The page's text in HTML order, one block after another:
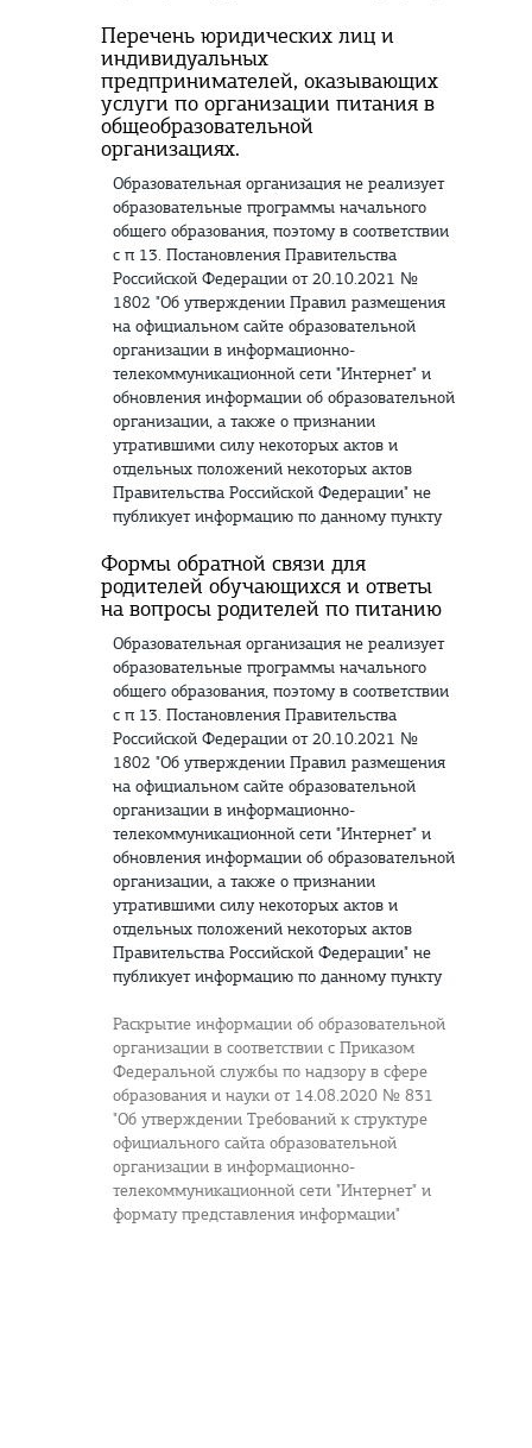
Перечень юридических лиц и
индивидуальных
предпринимателей, оказывающих
услуги по организации питания в
общеобразовательной
организациях.
Образовательная организация не реализует
образовательные программы начального
общего образования, поэтому в соответствии
с п 13. Постановления Правительства
Российской Федерации от 20.10.2021 №
1802 "Об утверждении Правил размещения
на официальном сайте образовательной
организации в информационно-
телекоммуникационной сети "Интернет" и
обновления информации об образовательной
организации, а также о признании
утратившими силу некоторых актов и
отдельных положений некоторых актов
Правительства Российской Федерации" не
публикует информацию по данному пункту
Формы обратной связи для
родителей обучающихся и ответы
на вопросы родителей по питанию
Образовательная организация не реализует
образовательные программы начального
общего образования, поэтому в соответствии
с п 13. Постановления Правительства
Российской Федерации от 20.10.2021 №
1802 "Об утверждении Правил размещения
на официальном сайте образовательной
организации в информационно-
телекоммуникационной сети "Интернет" и
обновления информации об образовательной
организации, а также о признании
утратившими силу некоторых актов и
отдельных положений некоторых актов
Правительства Российской Федерации" не
публикует информацию по данному пункту
Раскрытие информации об образовательной
организации в соответствии с Приказом
Федеральной службы по надзору в сфере
образования и науки от 14.08.2020 № 831
"Об утверждении Требований к структуре
официального сайта образовательной
организации в информационно-
телекоммуникационной сети "Интернет" и
формату представления информации"